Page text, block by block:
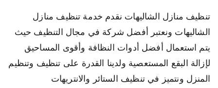
تنظيف منازل الشاليهات نقدم خدمة تنظيف منازل
الشاليهات ونعتبر أفضل شركة في مجال التنظيف حيث
يتم استعمال أفضل أدوات النظافة وأقوى المساحيق
لإزالة البقع المستعصية ولدينا القدرة على تنظيف وتنظيم
المنزل ونتميز في تنظيف الستائر والانتريهات